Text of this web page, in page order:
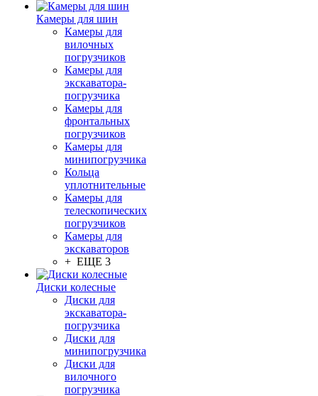
Камеры для шин
Камеры для
вилочных
погрузчиков
Камеры для
экскаватора-
погрузчика
Камеры для
фронтальных
погрузчиков
Камеры для
минипогрузчика
Кольца
уплотнительные
Камеры для
телескопических
погрузчиков
Камеры для
экскаваторов
+ ЕЩЕ 3
Диски колесные
Диски для
экскаватора-
погрузчика
Диски для
минипогрузчика
Диски для
вилочного
погрузчика